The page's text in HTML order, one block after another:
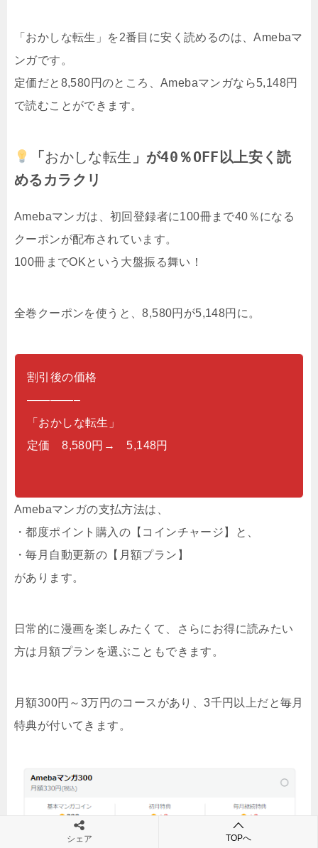
「おかしな転生」を2番目に安く読めるのは、Amebaマ
ンガです。
定価だと8,580円のところ、Amebaマンガなら5,148円
で読むことができます。
「おかしな転生 」が40％OFF以上安く読
めるカラクリ
Amebaマンガは、初回登録者に100冊まで40％になる
クーポンが配布されています。
100冊までOKという大盤振る舞い！
全巻クーポンを使うと、8,580円が5,148円に。
割引後の価格
————–
「おかしな転生」
定価 8,580円→ 5,148円
Amebaマンガの支払方法は、
・都度ポイント購入の【コインチャージ】と、
・毎月自動更新の【月額プラン】
があります。
日常的に漫画を楽しみたくて、さらにお得に読みたい
方は月額プランを選ぶこともできます。
月額300円～3万円のコースがあり、3千円以上だと毎月
特典が付いてきます。
シェア TOPへ